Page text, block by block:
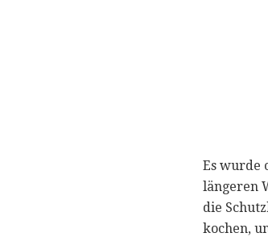
Es wurde
längeren
die
kochen,